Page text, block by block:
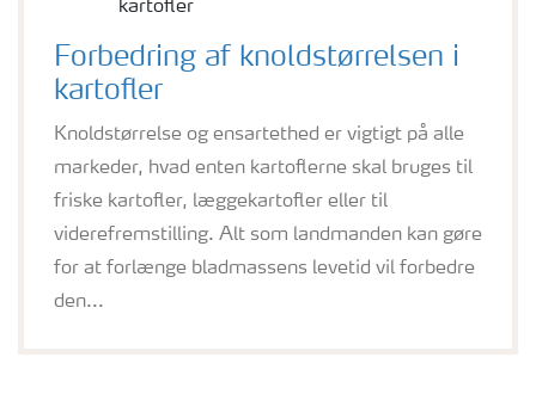
Forbedring af knoldstørrelsen i
kartofler
Knoldstørrelse og ensartethed er vigtigt på alle
markeder, hvad enten kartoflerne skal bruges til
friske kartofler, læggekartofler eller til
viderefremstilling. Alt som landmanden kan gøre
for at forlænge bladmassens levetid vil forbedre
den...